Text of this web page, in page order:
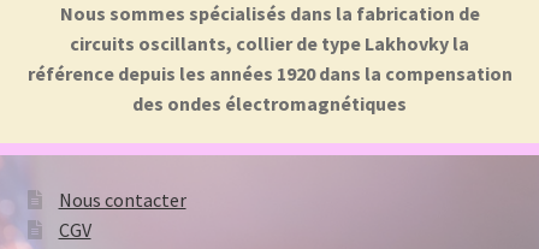
Nous sommes spécialisés dans la fabrication de
circuits oscillants, collier de type Lakhovky la
référence depuis les années 1920 dans la compensation
des ondes électromagnétiques
Nous contacter
CGV